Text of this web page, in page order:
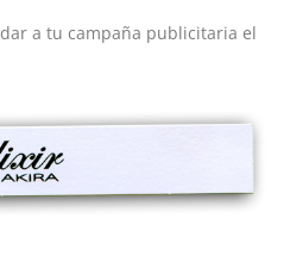
a tu campaña publicitaria el